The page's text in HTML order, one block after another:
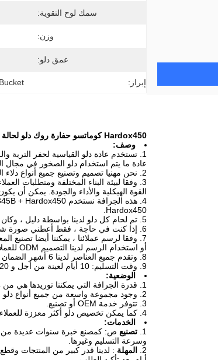
سمك لوح التقوية:
وزن:
عمق دلو:
إبراز:
Hardox450 كوماتسو حفارة روك دلو لحالة التعدين
وصف:
1. تستخدم عادة دلو القياسية لحفر التربة والرمل والأشياء الناعمة الأخرى.
عادة ما يتم استخدام دلو الصخور في مجال
2. نحن مهنيا تصميم وتصنيع جميع أنواع دلاء الصخور حفارة.
3. وفقا لبيئة البناء المختلفة ومتطلبات
القوة الهيكلية والأداء والجودة.
يمكن أن يكون حجم
4. هذه الجرافة نستخدم Q345B + Hardox450 كمادة.
Hardox450.
5. تم لحام كل دلو لدينا بواسطة دليل ، وكان الرملي التفجير.
6. إذا كنت في حاجة ، فقط أعطني صورة شعارك ، يمكننا أيضا جعل الشعار بالنسبة لك.
7. وفقا لرسم عملائنا ، يمكننا أيضا تصنيع المعدات الأصلية أو توريد المنتج شبه النهائي.
أو استخدام الرسم لدينا التصميم ODM للعملاء ، شعار العملاء عصا.
8. وتقدم جميع العناصر لدينا 6 أشهر الضمان للصيانة المجانية
9. وقت التسليم: 10 أيام لعينة من أجل و 20-30days للحاوية بأكملها.
الوضعية:
1. قدرة الجرافة التي يمكننا توريدها هي من 0.4 إلى 10cum
2. وجود مجموعة واسعة من جميع أنواع دلو
3. تتوفر خدمة OEM أو تصنيع.
4. كما يمكن تخصيص دلو أكثر معززة للعملاء.
الخدمات:
1. تصنيع ص: كمصنع خبرة سنوات عديدة من
وسرعة التسليم وغيرها.
2.
المهلة : لدينا قدر كبير من المنتجات وقطع